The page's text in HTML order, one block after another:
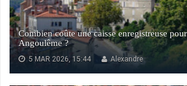
Combien coûte une caisse enregistreuse
Angoulême ?
5 MAR 2026, 15:44 Alexandre